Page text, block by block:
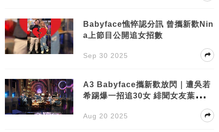
Babyface憔悴認分訊 曾攜新歡Nin
a上節目公開追女招數
Sep 30 2025
A3 Babyface攜新歡放閃｜遭吳若
希踢爆一招追30女 緋聞女友葉蒨文
Aug 20 2025